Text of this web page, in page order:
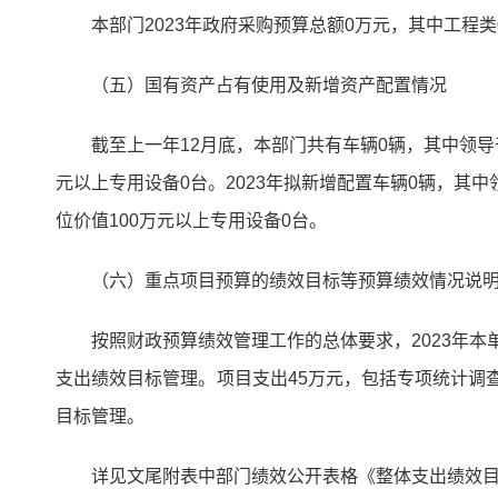
本部门2023年政府采购预算总额0万元，其中工程
（五）国有资产占有使用及新增资产配置情况
截至上一年12月底，本部门共有车辆0辆，其中领
元以上专用设备0台。2023年拟新增配置车辆0辆，其
位价值100万元以上专用设备0台。
（六）重点项目预算的绩效目标等预算绩效情况说
按照财政预算绩效管理工作的总体要求，2023年
支出绩效目标管理。项目支出45万元，包括专项统计
目标管理。
详见文尾附表中部门绩效公开表格《整体支出绩效